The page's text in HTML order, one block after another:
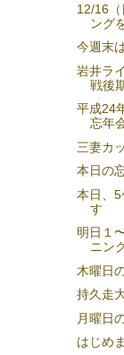
12/16（
ング
今週末
岩井ラ
戦後
平成24
忘年
三妻カ
本日の
本日、
す
明日１
ニン
木曜日
持久走
月曜日
はじめ